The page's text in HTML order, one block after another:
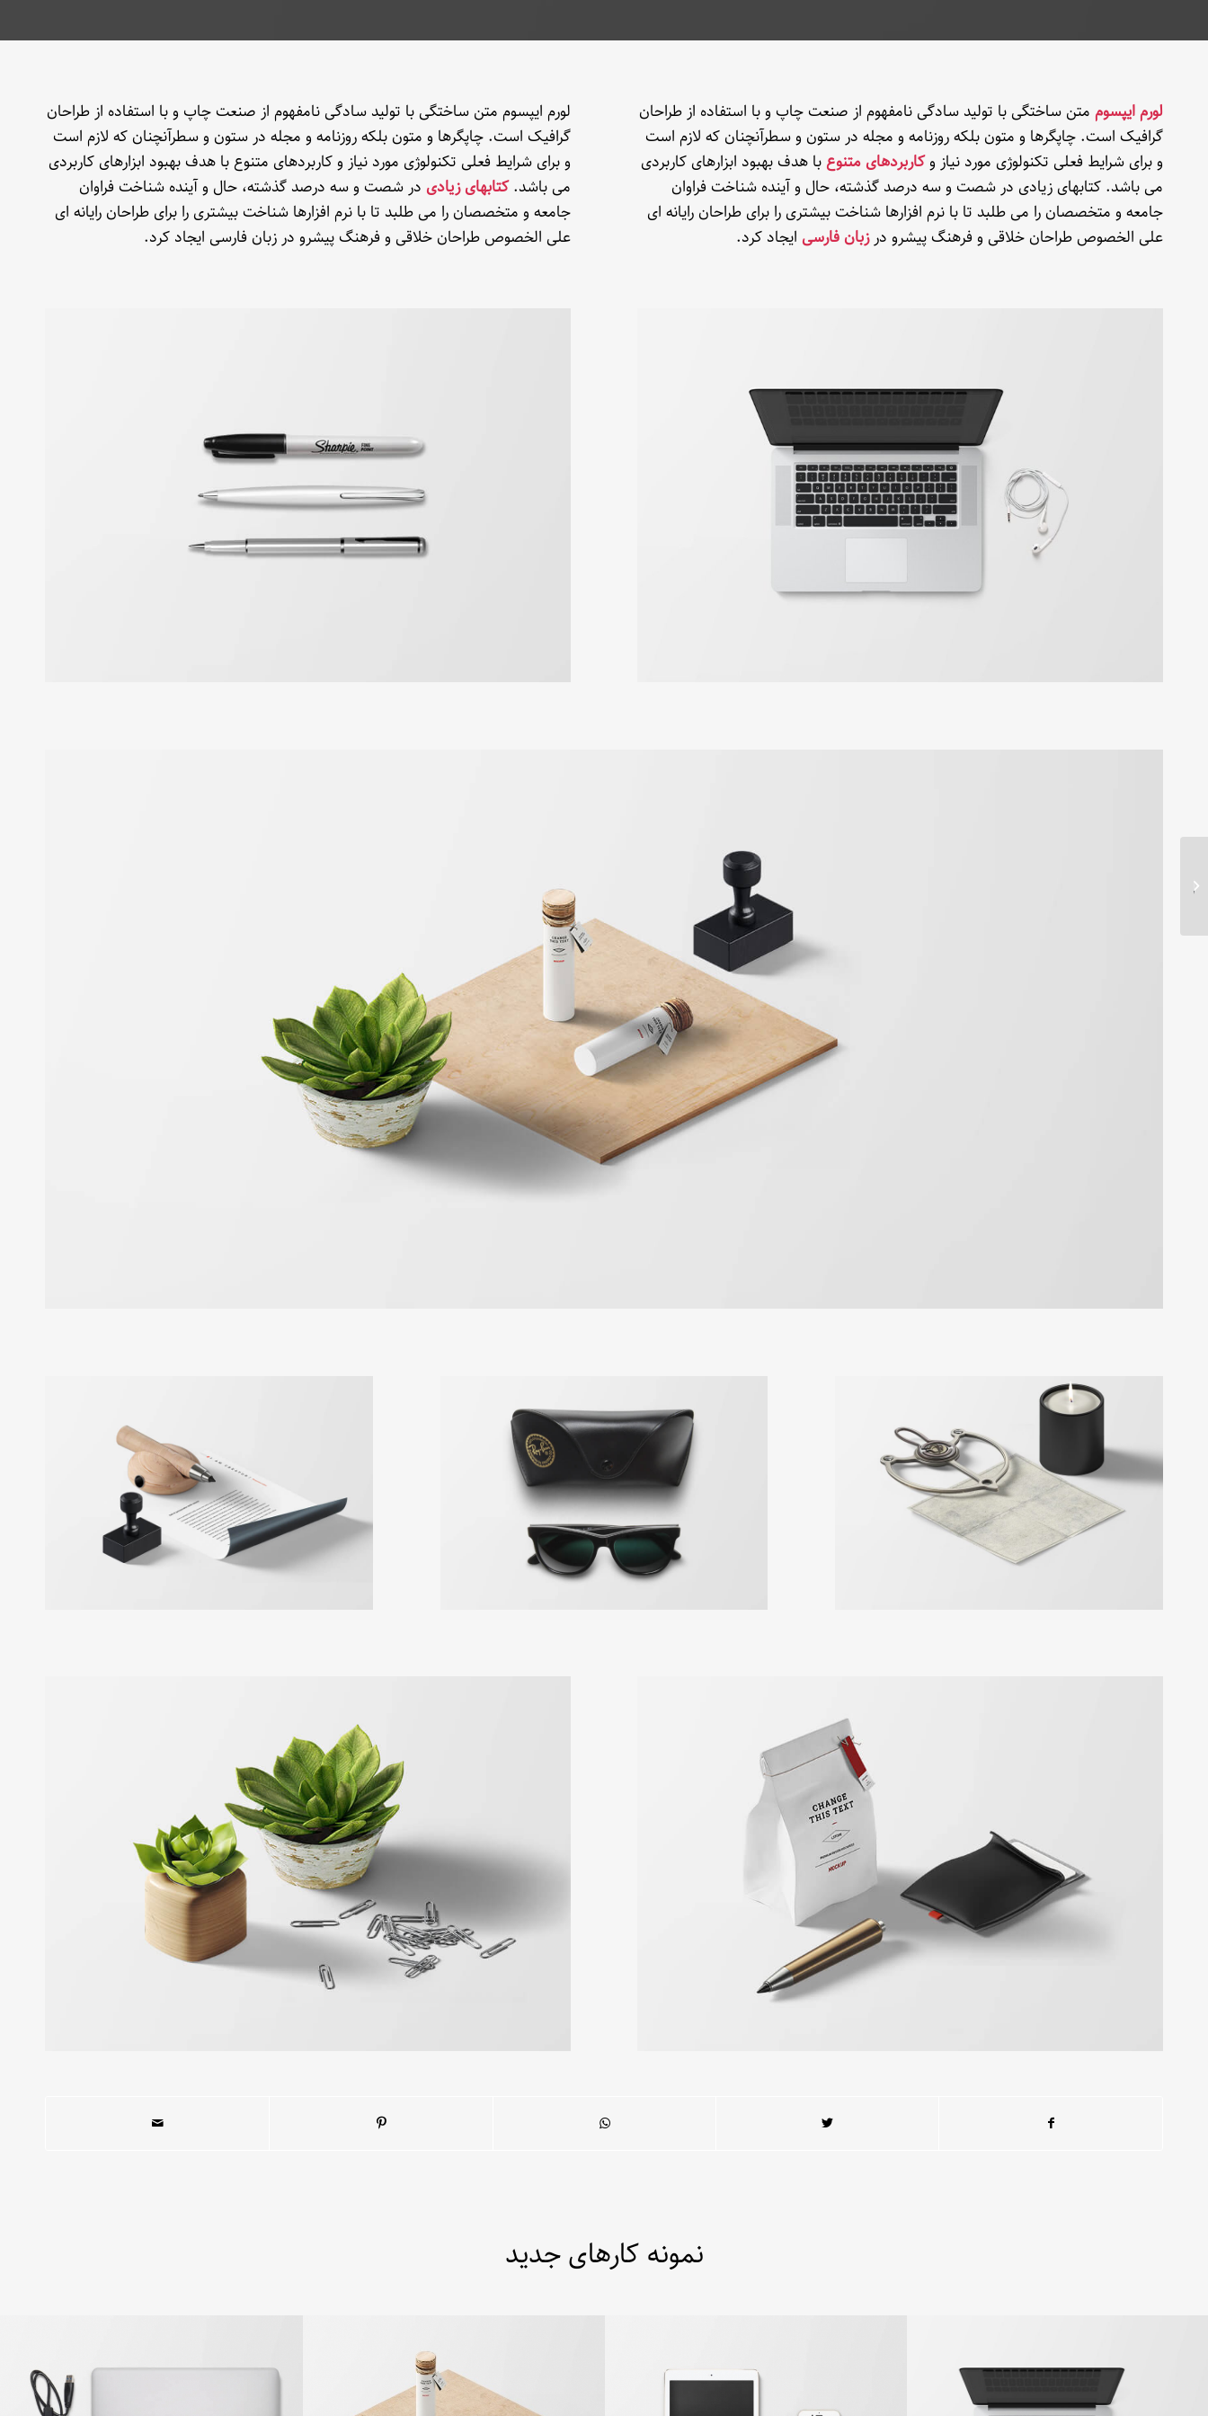
لورم ایپسوم متن ساختگی با تولید سادگی نامفهوم از صنعت چاپ و با استفاده از طراحان
گرافیک است. چاپگرها و متون بلکه روزنامه و مجله در ستون و سطرآنچنان که لازم است
و برای شرایط فعلی تکنولوژی مورد نیاز وکاربردهای متنوع با هدف بهبود ابزارهای کاربردی
می باشد. کتابهای زیادی در شصت و سه درصد گذشته، حال و آینده شناخت فراوان
جامعه و متخصصان را می طلبد تا با نرم افزارها شناخت بیشتری را برای طراحان رایانه ای
علی الخصوص طراحان خلاقی و فرهنگ پیشرو درزبان فارسی ایجاد کرد.
لورم ایپسوم متن ساختگی با تولید سادگی نامفهوم از صنعت چاپ و با استفاده از طراحان
گرافیک است. چاپگرها و متون بلکه روزنامه و مجله در ستون و سطرآنچنان که لازم است
و برای شرایط فعلی تکنولوژی مورد نیاز و کاربردهای متنوع با هدف بهبود ابزارهای کاربردی
می باشد.کتابهای زیادی در شصت و سه درصد گذشته، حال و آینده شناخت فراوان
جامعه و متخصصان را می طلبد تا با نرم افزارها شناخت بیشتری را برای طراحان رایانه ای
علی الخصوص طراحان خلاقی و فرهنگ پیشرو در زبان فارسی ایجاد کرد.
نمونه کارهای جدید